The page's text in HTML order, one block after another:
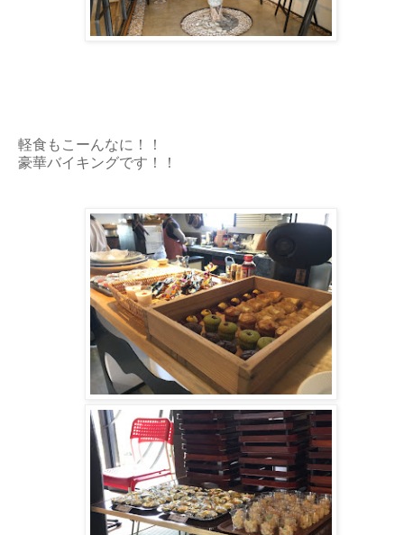
軽食もこーんなに！！
豪華バイキングです！！